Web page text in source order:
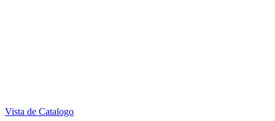
Vista de Catalogo